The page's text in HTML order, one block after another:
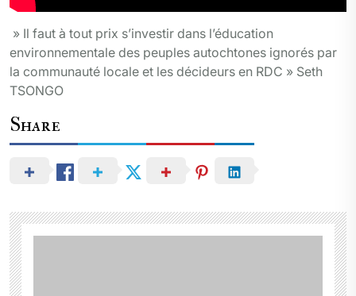
» Il faut à tout prix s’investir dans l’éducation
environnementale des peuples autochtones ignorés par
la communauté locale et les décideurs en RDC » Seth
TSONGO
Share